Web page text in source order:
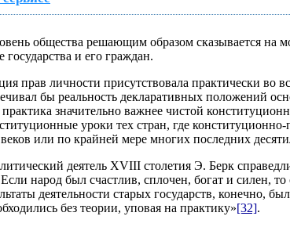
общества решающим образом сказывается на
и его граждан.
прав личности присутствовала практически во
бы реальность декларативных положений
значительно важнее чистой
уроки тех стран, где
или по крайней мере многих последних
деятель XVIII столетия Э. Берк
Если народ был счастлив, сплочен, богат и
деятельности старых государств, конечно,
без теории, уповая на практику»[32].